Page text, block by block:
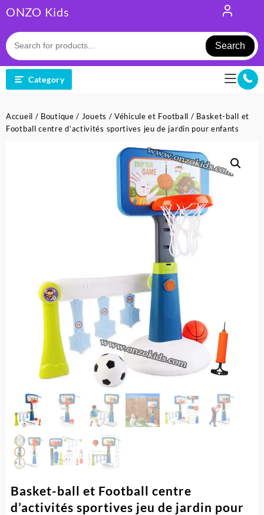
to
content
ONZO Kids
Search
Category
Accueil / Boutique / Jouets /Véhicule et Football / Basket-ball et
Football centre d’activités sportives jeu de jardin pour enfants
Basket-ball et Football centre
d’activités sportives jeu de jardin pour